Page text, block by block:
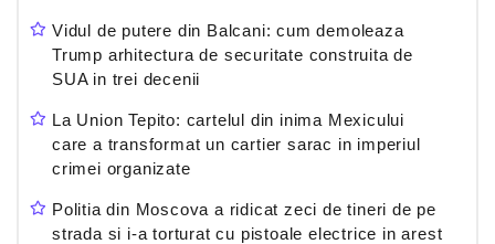
Vidul de putere din Balcani: cum demoleaza
Trump arhitectura de securitate construita de
SUA in trei decenii
La Union Tepito: cartelul din inima Mexicului
care a transformat un cartier sarac in imperiul
crimei organizate
Politia din Moscova a ridicat zeci de tineri de pe
strada si i-a torturat cu pistoale electrice in arest